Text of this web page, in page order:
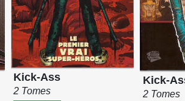
Kick-Ass
2 Tomes
Kick-
2 Tomes